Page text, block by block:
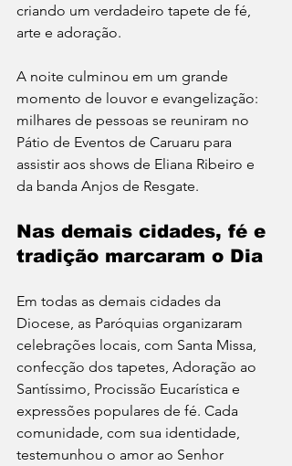
criando um verdadeiro tapete de fé,
arte e adoração.
A noite culminou em um grande
momento de louvor e evangelização:
milhares de pessoas se reuniram no
Pátio de Eventos de Caruaru para
assistir aos shows de Eliana Ribeiro e
da banda Anjos de Resgate.
Nas demais cidades, fé e
tradição marcaram o Dia
Em todas as demais cidades da
Diocese, as Paróquias organizaram
celebrações locais, com Santa Missa,
confecção dos tapetes, Adoração ao
Santíssimo, Procissão Eucarística e
expressões populares de fé. Cada
comunidade, com sua identidade,
testemunhou o amor ao Senhor